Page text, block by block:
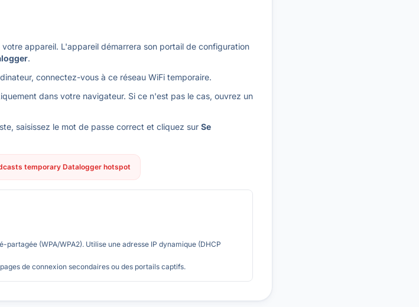
appareil. L'appareil démarrera son portail de configuration
.
connectez-vous à ce réseau WiFi temporaire.
dans votre navigateur. Si ce n'est pas le cas, ouvrez un
saisissez le mot de passe correct et cliquez sur Se
temporary Datalogger hotspot
(WPA/WPA2). Utilise une adresse IP dynamique (DHCP
de connexion secondaires ou des portails captifs.